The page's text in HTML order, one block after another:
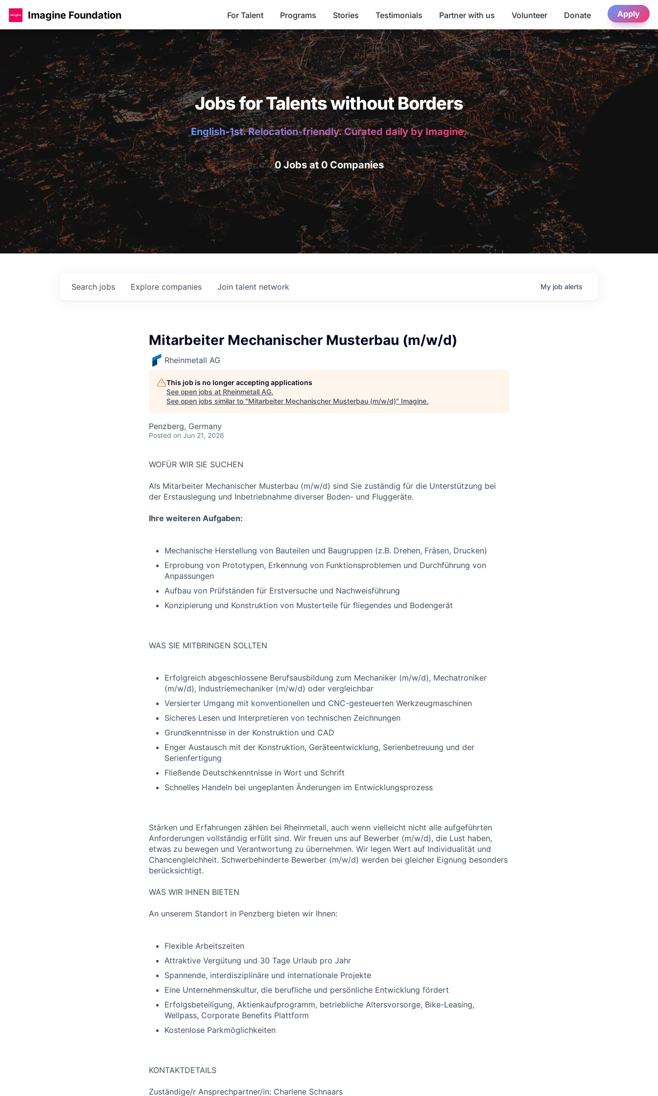
Imagine Foundation For Talent Programs Stories Testimonials Partner with us Volunteer Donate Apply
Jobs for Talents without Borders
English-1st. Relocation-friendly. Curated daily by Imagine.
0 Jobs at 0 Companies
Search jobs Explore companies Join talent network My job alerts
Mitarbeiter Mechanischer Musterbau (m/w/d)
Rheinmetall AG
This job is no longer accepting applications
See open jobs at Rheinmetall AG.
See open jobs similar to "Mitarbeiter Mechanischer Musterbau (m/w/d)" Imagine.
Penzberg, Germany
Posted on Jun 21, 2026
WOFÜR WIR SIE SUCHEN
Als Mitarbeiter Mechanischer Musterbau (m/w/d) sind Sie zuständig für die Unterstützung bei
der Erstauslegung und Inbetriebnahme diverser Boden- und Fluggeräte.
Ihre weiteren Aufgaben:
Mechanische Herstellung von Bauteilen und Baugruppen (z.B. Drehen, Fräsen, Drucken)
Erprobung von Prototypen, Erkennung von Funktionsproblemen und Durchführung von
Anpassungen
Aufbau von Prüfständen für Erstversuche und Nachweisführung
Konzipierung und Konstruktion von Musterteile für fliegendes und Bodengerät
WAS SIE MITBRINGEN SOLLTEN
Erfolgreich abgeschlossene Berufsausbildung zum Mechaniker (m/w/d), Mechatroniker
(m/w/d), Industriemechaniker (m/w/d) oder vergleichbar
Versierter Umgang mit konventionellen und CNC-gesteuerten Werkzeugmaschinen
Sicheres Lesen und Interpretieren von technischen Zeichnungen
Grundkenntnisse in der Konstruktion und CAD
Enger Austausch mit der Konstruktion, Geräteentwicklung, Serienbetreuung und der
Serienfertigung
Fließende Deutschkenntnisse in Wort und Schrift
Schnelles Handeln bei ungeplanten Änderungen im Entwicklungsprozess
Stärken und Erfahrungen zählen bei Rheinmetall, auch wenn vielleicht nicht alle aufgeführten
Anforderungen vollständig erfüllt sind. Wir freuen uns auf Bewerber (m/w/d), die Lust haben,
etwas zu bewegen und Verantwortung zu übernehmen. Wir legen Wert auf Individualität und
Chancengleichheit. Schwerbehinderte Bewerber (m/w/d) werden bei gleicher Eignung besonders
berücksichtigt.
WAS WIR IHNEN BIETEN
An unserem Standort in Penzberg bieten wir Ihnen:
Flexible Arbeitszeiten
Attraktive Vergütung und 30 Tage Urlaub pro Jahr
Spannende, interdisziplinäre und internationale Projekte
Eine Unternehmenskultur, die berufliche und persönliche Entwicklung fördert
Erfolgsbeteiligung, Aktienkaufprogramm, betriebliche Altersvorsorge, Bike-Leasing,
Wellpass, Corporate Benefits Plattform
Kostenlose Parkmöglichkeiten
KONTAKTDETAILS
Zuständige/r Ansprechpartner/in: Charlene Schnaars